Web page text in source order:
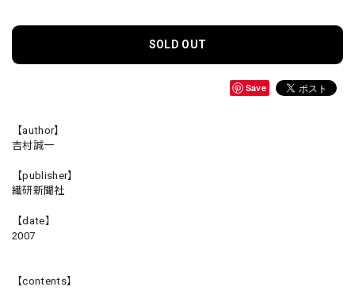
SOLD OUT
Save
【author】
吉村誠一
【publisher】
繊研新聞社
【date】
2007
【contents】